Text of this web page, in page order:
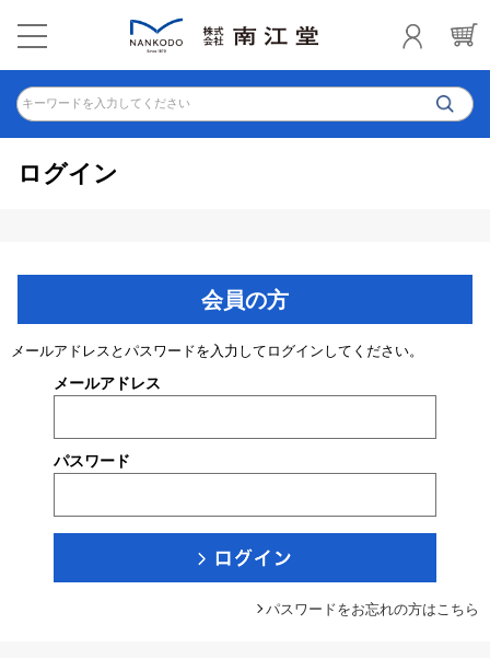
キーワードを入力してください
ログイン
会員の方
メールアドレスとパスワードを入力してログインしてください。
メールアドレス
パスワード
パスワードをお忘れの方はこちら